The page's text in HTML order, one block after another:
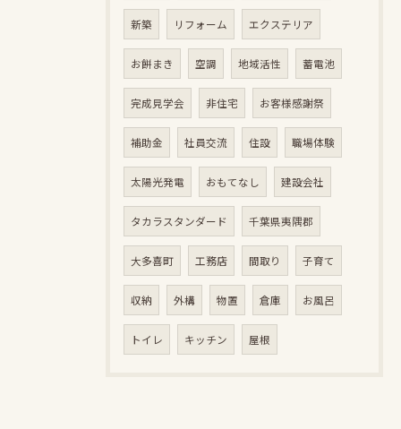
新築 リフォーム エクステリア
お餅まき 空調 地域活性 蓄電池
完成見学会 非住宅 お客様感謝祭
補助金 社員交流 住設 職場体験
太陽光発電 おもてなし 建設会社
タカラスタンダード 千葉県夷隅郡
大多喜町 工務店 間取り 子育て
収納 外構 物置 倉庫 お風呂
トイレ キッチン 屋根